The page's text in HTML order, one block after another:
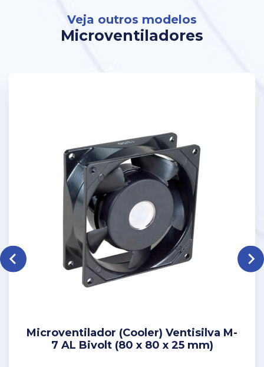
Veja outros modelos
Microventiladores
Microventilador (Cooler) Ventisilva M-
7 AL Bivolt (80 x 80 x 25 mm)